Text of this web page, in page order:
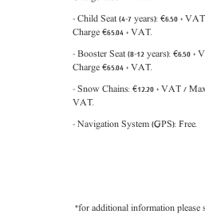
- Child Seat (4-7 years): €6.50+
Charge €65.04 + VAT.
- Booster Seat (8-12 years): €6.50+
Charge €65.04 + VAT.
- Snow Chains: €12.20+ VAT /
VAT.
- Navigation System (GPS): Free.
*for additional information please